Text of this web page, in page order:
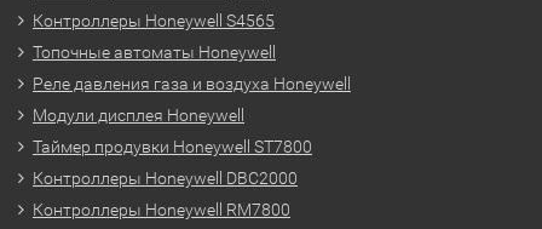
Контроллеры Honeywell S4565
Топочные автоматы Honeywell
Реле давления газа и воздуха Honeywell
Модули дисплея Honeywell
Таймер продувки Honeywell ST7800
Контроллеры Honeywell DBC2000
Контроллеры Honeywell RM7800